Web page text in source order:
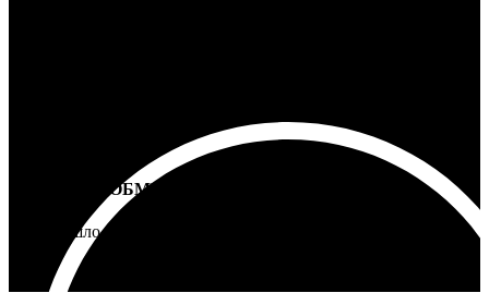
ВОЗВРАТ И ОБМЕН
Не подошло - вернем деньги